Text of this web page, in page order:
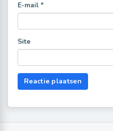
E-mail *
Site